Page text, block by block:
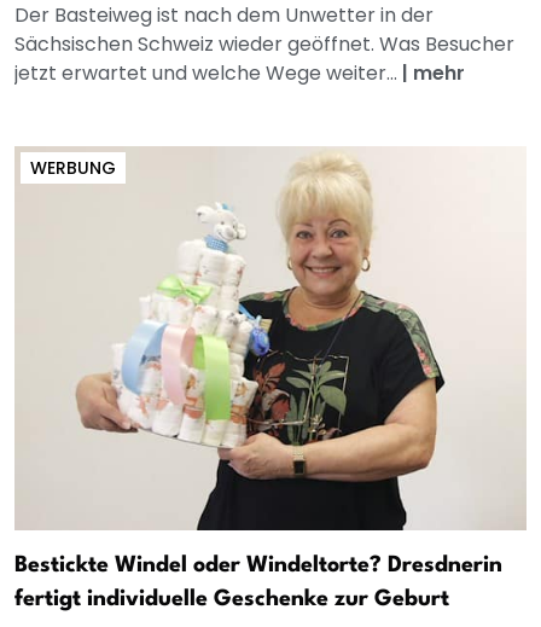
Der Basteiweg ist nach dem Unwetter in der
Sächsischen Schweiz wieder geöffnet. Was Besucher
jetzt erwartet und welche Wege weiter... | mehr
WERBUNG
Bestickte Windel oder Windeltorte? Dresdnerin
fertigt individuelle Geschenke zur Geburt